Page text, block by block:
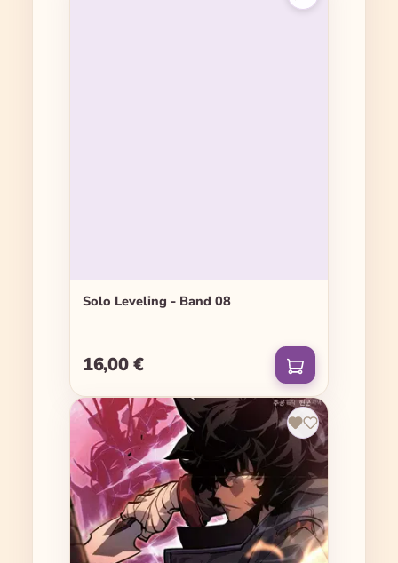
Solo Leveling - Band 08
Regulärer Preis:
16,00 €